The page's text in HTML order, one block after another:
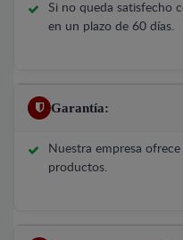
Si no queda satisfecho
en un plazo de 60 días.
Garantía:
Nuestra empresa
productos.